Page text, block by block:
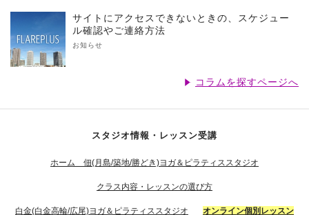
サイトにアクセスできないときの、スケジュー
ル確認やご連絡方法
お知らせ
コラムを探すページへ
スタジオ情報・レッスン受講
ホーム 佃(月島/築地/勝どき)ヨガ＆ピラティススタジオ
クラス内容・レッスンの選び方
白金(白金高輪/広尾)ヨガ＆ピラティススタジオ オンライン個別レッスン